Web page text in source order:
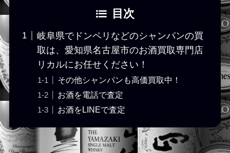
目次
岐阜県でドンペリなどのシャンパンの買
取は、愛知県名古屋市のお酒買取専門店
リカルにお任せください！
その他シャンパンも高価買取中！
お酒を電話で査定
お酒をLINEで査定